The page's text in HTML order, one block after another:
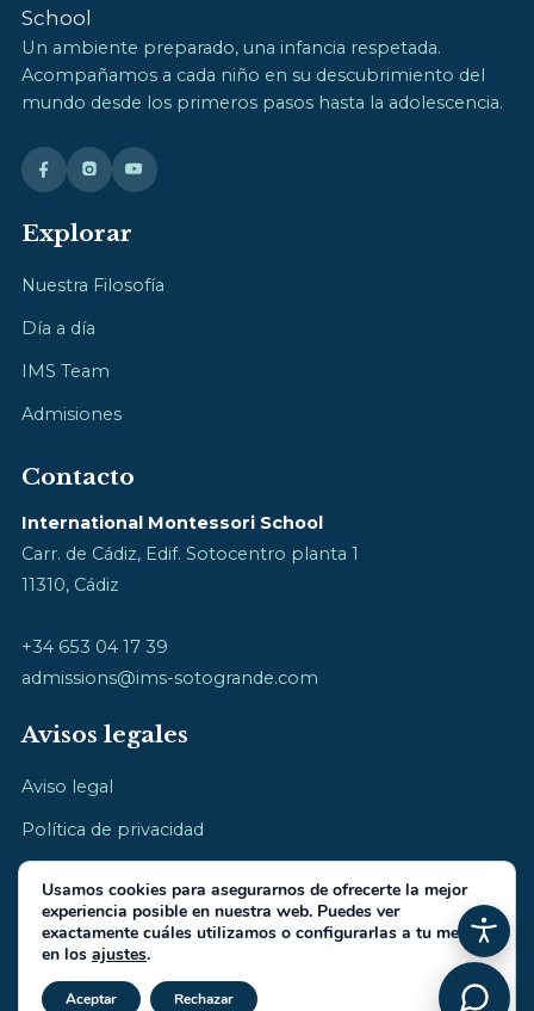
Un ambiente preparado, una infancia respetada.
Acompañamos a cada niño en su descubrimiento del
mundo desde los primeros pasos hasta la adolescencia.
Explorar
Nuestra Filosofía
Día a día
IMS Team
Admisiones
Contacto
International Montessori School
Carr. de Cádiz, Edif. Sotocentro planta 1
11310, Cádiz
+34 653 04 17 39
admissions@ims-sotogrande.com
Avisos legales
Aviso legal
Política de privacidad
Política de cookies
© 2026 International Montessori School · cultivamos la infancia
Usamos cookies para asegurarnos de ofrecerte la mejor
experiencia posible en nuestra web. Puedes ver
exactamente cuáles utilizamos o configurarlas a tu medida
en los ajustes.
Aceptar Rechazar Cerrar el banner de cookies